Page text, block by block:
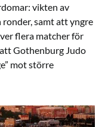
vikten av
samt att yngre
flera matcher för
Gothenburg Judo
mot större